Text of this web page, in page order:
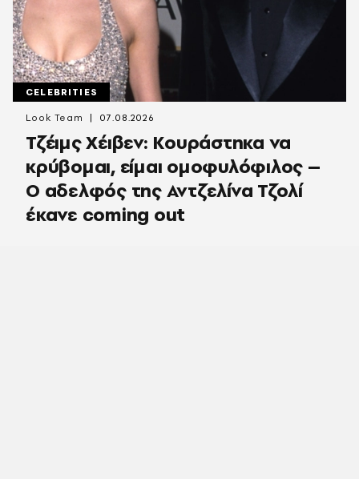
CELEBRITIES
Τζέιμς Χέιβεν: Κουράστηκα να
κρύβομαι, είμαι ομοφυλόφιλος –
Ο αδελφός της Αντζελίνα Τζολί
έκανε coming out
Look Team 07.08.2026